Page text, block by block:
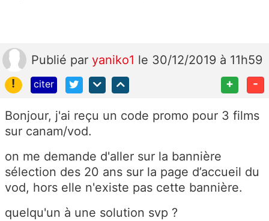
Publié par yaniko1 le 30/12/2019 à 11h59
!
citer + -
Bonjour, j'ai reçu un code promo pour 3 films
sur canam/vod.
on me demande d'aller sur la bannière
sélection des 20 ans sur la page d’accueil du
vod, hors elle n'existe pas cette bannière.
quelqu'un à une solution svp ?